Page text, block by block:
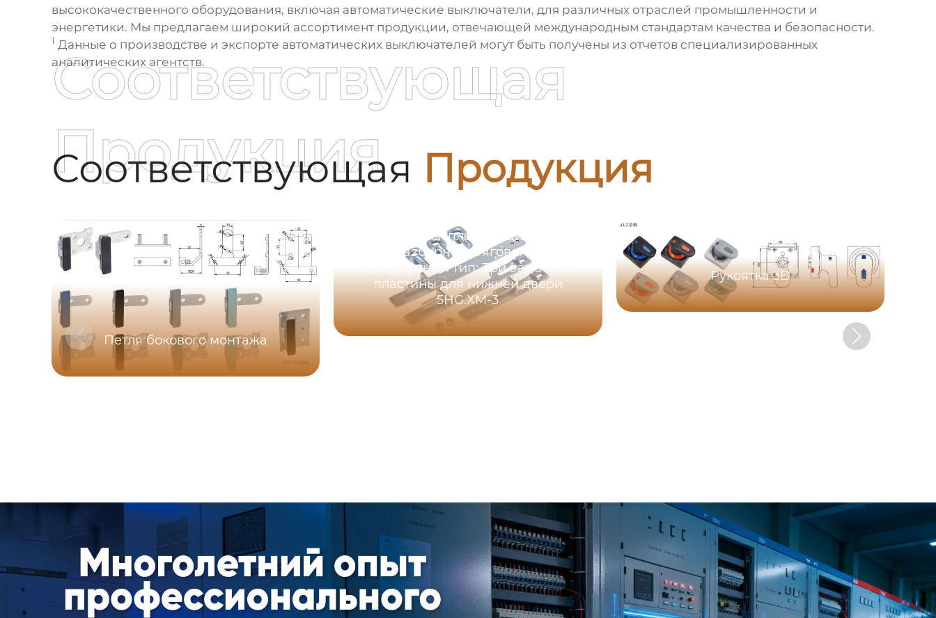
высококачественного оборудования, включая автоматические выключатели, для различных отраслей промышленности и
энергетики. Мы предлагаем широкий ассортимент продукции, отвечающей международным стандартам качества и безопасности.
1 Данные о производстве и экспорте автоматических выключателей могут быть получены из отчетов специализированных
аналитических агентств.
Соответствующая Продукция
Соответствующая
Продукция
Петля бокового монтажа
Серия комплектующих для
быстроразборного тягового замка，
Стандартный тип: Три замочные
пластины для нижней двери
5HG.XM-3
Рукоятка 3D